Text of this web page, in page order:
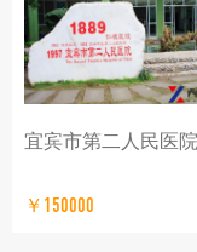
宜宾市第二人民医院
￥150000